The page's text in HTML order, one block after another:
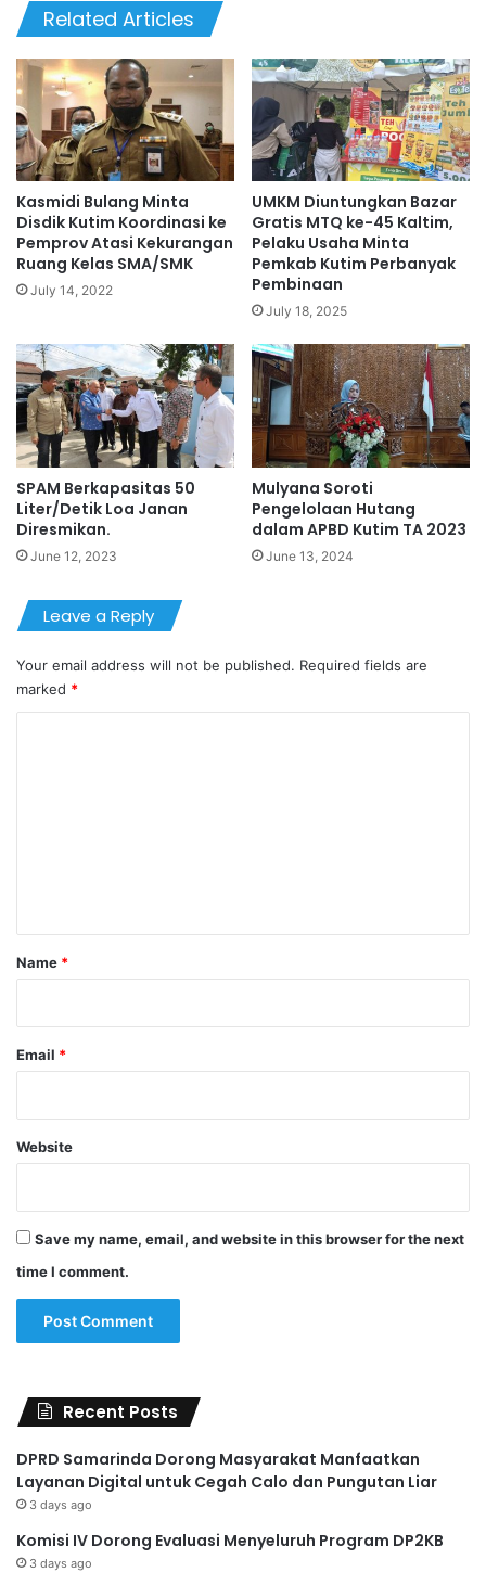
Related Articles
Kasmidi Bulang Minta
Disdik Kutim Koordinasi ke
Pemprov Atasi Kekurangan
Ruang Kelas SMA/SMK
July 14, 2022
UMKM Diuntungkan Bazar
Gratis MTQ ke-45 Kaltim,
Pelaku Usaha Minta
Pemkab Kutim Perbanyak
Pembinaan
July 18, 2025
SPAM Berkapasitas 50
Liter/Detik Loa Janan
Diresmikan.
June 12, 2023
Mulyana Soroti
Pengelolaan Hutang
dalam APBD Kutim TA 2023
June 13, 2024
Leave a Reply
Your email address will not be published. Required fields are
marked *
*
Name *
Email *
Website
Save my name, email, and website in this browser for the next
time I comment.
Recent Posts
DPRD Samarinda Dorong Masyarakat Manfaatkan
Layanan Digital untuk Cegah Calo dan Pungutan Liar
3 days ago
Komisi IV Dorong Evaluasi Menyeluruh Program DP2KB
3 days ago